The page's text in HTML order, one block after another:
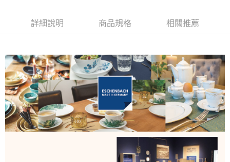
上海商業儲蓄銀行
台北富邦商業銀行
匯豐（台灣）商業銀行
華泰商業銀行
聯邦商業銀行
遠東國際商業銀行
元大商業銀行
永豐商業銀行
玉山商業銀行
星展（台灣）商業銀行
台新國際商業銀行
中國信託商業銀行
台灣樂天信用卡公司
Apple Pay
AFTEE先享後付
相關說明
【關於「AFTEE先享後付」】
AFTEE先享後付是「在收到商品之後才付款」的支付方式。 讓您購物簡單
便利好安心！
１．簡單：不需註冊會員、不需綁卡、不需儲值。
２．便利：只要手機號碼，簡訊認證，即可結帳。
３．安心：先確認商品／服務後，再付款。
ATM付款
運送方式
每筆NT$130，滿NT$3,000(含以上)免運費
詳細說明 商品規格 相關推薦